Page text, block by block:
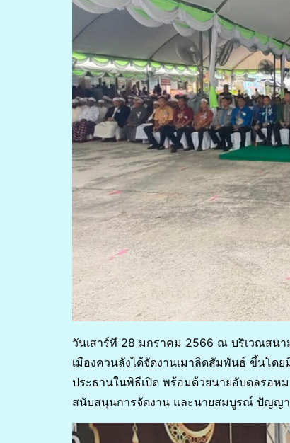
วันเสาร์ที 28 มกราคม 2566 ณ บริเวณสนา
เมืองควนลังได้จัดงานเมาลิดสัมพันธ์ ขึ้นโด
ประธานในพิธีเปิด พร้อมด้วยนายอับดลรอห
สนับสนุนการจัดงาน และนายสมบูรณ์ ปัญญา